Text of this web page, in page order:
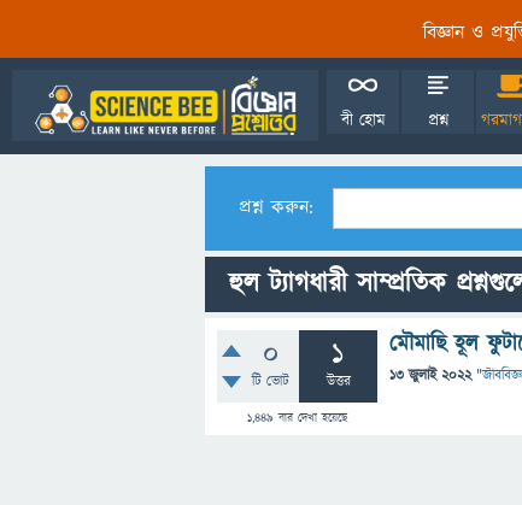
বিজ্ঞান ও
বী হোম প্রশ্ন
প্রশ্ন করুন:
হুল ট্যাগধারী সাম্প্রতিক
0
টি ভোট
1
উত্তর
1,449 বার দেখা হয়েছে
মৌমাছি হূল
13 জুলাই 2022 "